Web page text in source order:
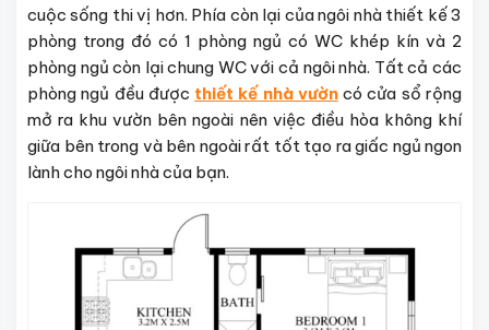
cuộc sống thi vị hơn. Phía còn lại của ngôi nhà thiết kế 3
phòng trong đó có 1 phòng ngủ có WC khép kín và 2
phòng ngủ còn lại chung WC với cả ngôi nhà. Tất cả các
phòng ngủ đều được thiết kế nhà vườncó cửa sổ rộng
mở ra khu vườn bên ngoài nên việc điều hòa không khí
giữa bên trong và bên ngoài rất tốt tạo ra giấc ngủ ngon
lành cho ngôi nhà của bạn.